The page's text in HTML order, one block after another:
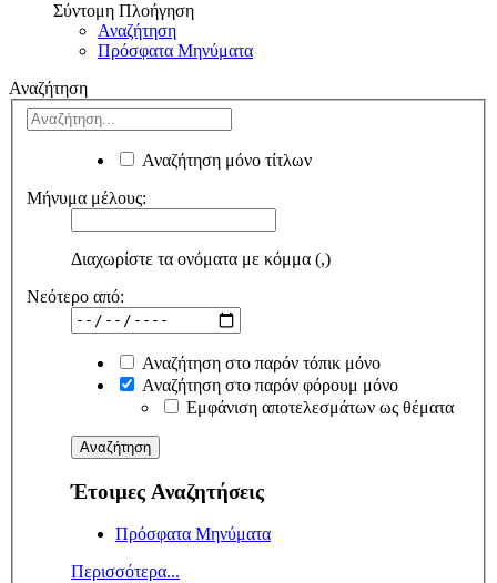
Σύντομη Πλοήγηση
Αναζήτηση
Πρόσφατα Μηνύματα
Αναζήτηση
Αναζήτηση μόνο τίτλων
Μήνυμα μέλους:
Διαχωρίστε τα ονόματα με κόμμα (,)
Νεότερο από:
Αναζήτηση στο παρόν τόπικ μόνο
Αναζήτηση στο παρόν φόρουμ μόνο
Εμφάνιση αποτελεσμάτων ως θέματα
Έτοιμες Αναζητήσεις
Πρόσφατα Μηνύματα
Περισσότερα...